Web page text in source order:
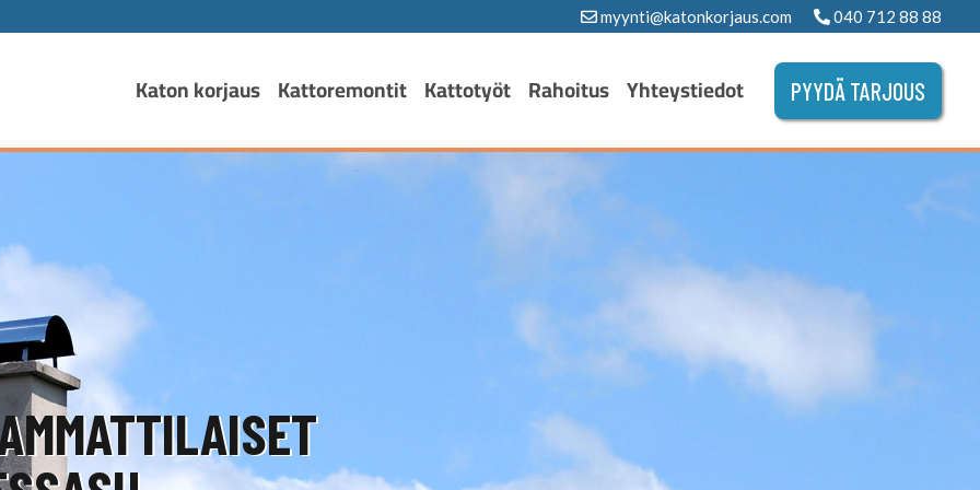
myynti@katonkorjaus.com 040 712 88 88
Katon korjaus Kattoremontit Kattotyöt Rahoitus Yhteystiedot PYYDÄ TARJOUS